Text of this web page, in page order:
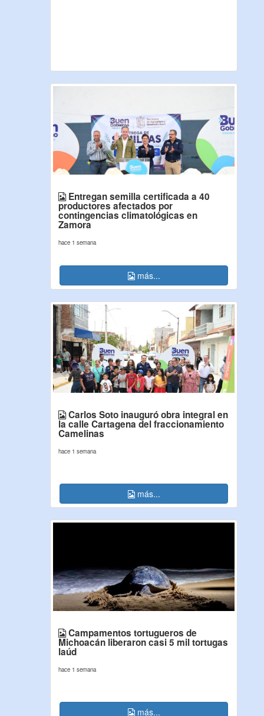
Entregan semilla certificada a 40
productores afectados por
contingencias climatológicas en
Zamora
hace 1 semana
más...
Carlos Soto inauguró obra integral en
la calle Cartagena del fraccionamiento
Camelinas
hace 1 semana
más...
Campamentos tortugueros de
Michoacán liberaron casi 5 mil tortugas
laúd
hace 1 semana
más...